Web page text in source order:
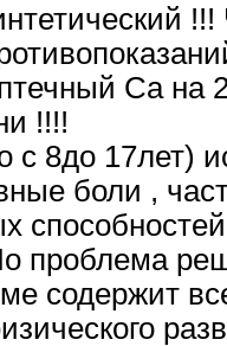
Ca на
!!!!
8до 17лет)
боли ,
содержит